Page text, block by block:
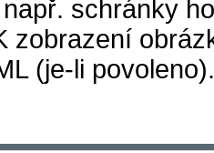
schránky
zobrazení
(je-li povoleno).